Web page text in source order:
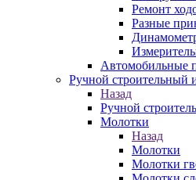
Ремонт
Разные
Автомобильные
Ручной строительный
Назад
Ручной
Молотки
Назад
Молотки
Молотки